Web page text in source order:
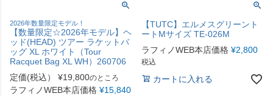
2026年数量限定モデル！
【数量限定☆2026年モデル】ヘ
ッド(HEAD) ツアー ラケットバ
ッグ XL ホワイト（Tour
Racquet Bag XL WH）260706
定価(税込）
¥19,800のところ
ラフィノWEB本店価格 ¥15,840
【TUTC】エルメスグリーント
ートMサイズ TE-026M
ラフィノWEB本店価格 ¥2,800
税込
カートに入れる